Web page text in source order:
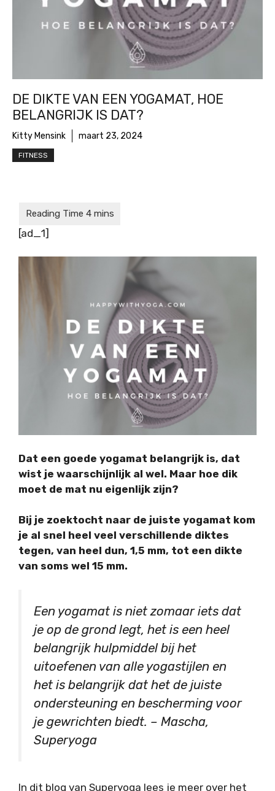
DE DIKTE VAN EEN YOGAMAT, HOE
BELANGRIJK IS DAT?
Kitty Mensink maart 23, 2024
FITNESS
[ad_1]
Dat een goede yogamat belangrijk is, dat
wist je waarschijnlijk al wel. Maar hoe dik
moet de mat nu eigenlijk zijn?
Bij je zoektocht naar de juiste yogamat kom
je al snel heel veel verschillende diktes
tegen, van heel dun, 1,5 mm, tot een dikte
van soms wel 15 mm.
Een yogamat is niet zomaar iets dat
je op de grond legt, het is een heel
belangrijk hulpmiddel bij het
uitoefenen van alle yogastijlen en
het is belangrijk dat het de juiste
ondersteuning en bescherming voor
je gewrichten biedt. – Mascha,
Superyoga
In dit blog van Superyoga lees je meer over het